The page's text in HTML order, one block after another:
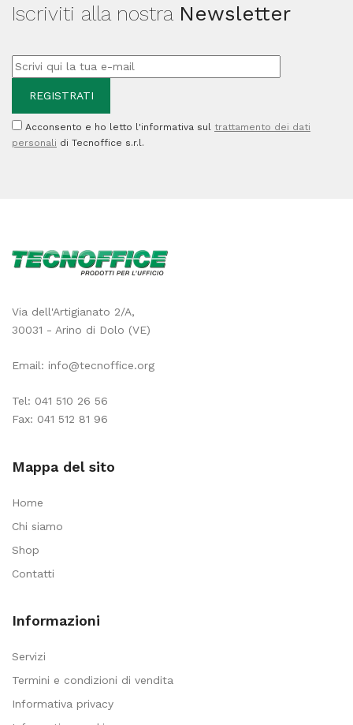
7
-
damascata
blu
Iscriviti alla nostra Newsletter
Acconsento e ho letto l'informativa sul trattamento dei dati
personali di Tecnoffice s.r.l.
Via dell'Artigianato 2/A,
30031 - Arino di Dolo (VE)
Email: info@tecnoffice.org
Tel: 041 510 26 56
Fax: 041 512 81 96
Mappa del sito
Home
Chi siamo
Shop
Contatti
Informazioni
Servizi
Termini e condizioni di vendita
Informativa privacy